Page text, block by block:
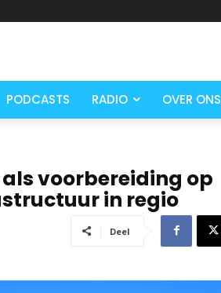
PODCASTS RADIO OVER ONS
voorbereiding op
in regio
Deel